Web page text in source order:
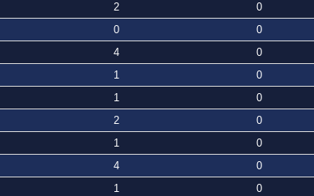
2 0
0 0
4 0
1 0
1 0
2 0
1 0
4 0
1 0